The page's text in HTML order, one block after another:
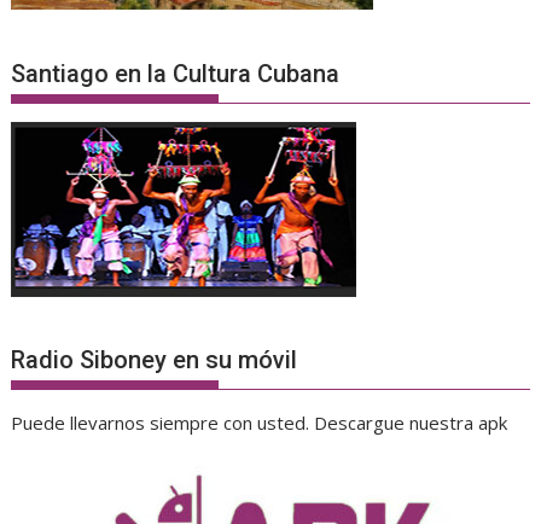
Santiago en la Cultura Cubana
Radio Siboney en su móvil
Puede llevarnos siempre con usted. Descargue nuestra apk